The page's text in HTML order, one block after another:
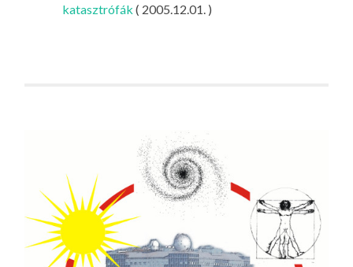
katasztrófák ( 2005.12.01. )